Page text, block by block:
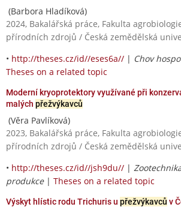
(Barbora Hladíková)
2024, Bakalářská práce, Fakulta
přírodních zdrojů / Česká zemědělská
• http://theses.cz/id//eses6a// | Chov
Theses on a related topic
Moderní kryoprotektory využívané při
malých přežvýkavců
(Věra Pavlíková)
2023, Bakalářská práce, Fakulta
přírodních zdrojů / Česká zemědělská
• http://theses.cz/id//jsh9du// |
produkce| Theses on a related topic
Výskyt hlístic rodu Trichuris u přežvýkavců v